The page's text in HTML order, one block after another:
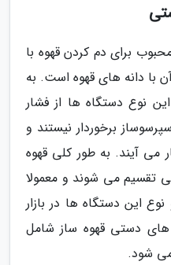
برای دم کردن قهوه با
با دانه های قهوه است. به
نوع دستگاه ها از فشار
برخوردار نیستند و
می آیند. به طور کلی قهوه
تقسیم می شوند و معمولا
این دستگاه ها در بازار
های دستی قهوه ساز شامل
شود.